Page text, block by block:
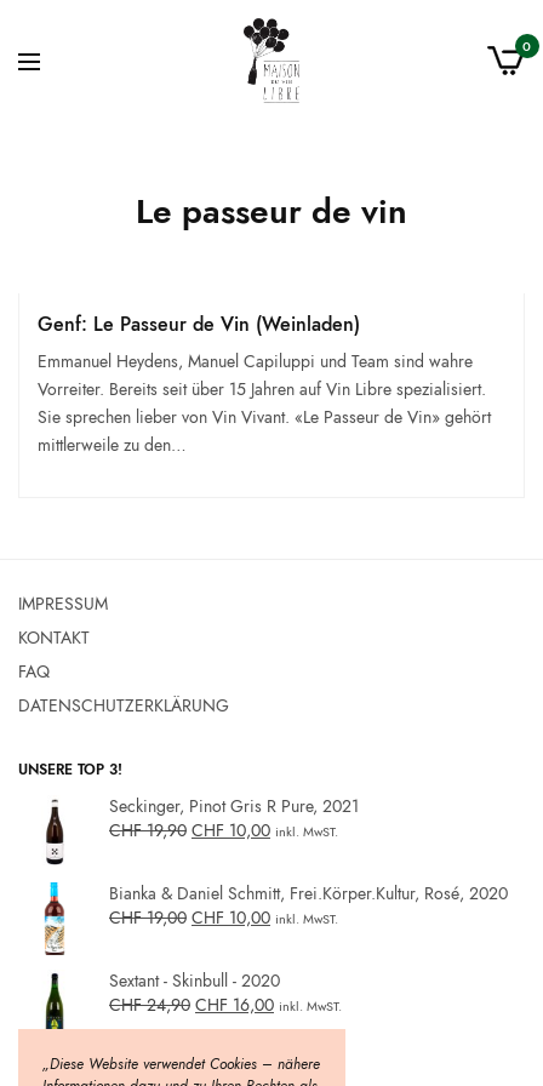
0
Le passeur de vin
Genf: Le Passeur de Vin (Weinladen)
Emmanuel Heydens, Manuel Capiluppi und Team sind wahre
Vorreiter. Bereits seit über 15 Jahren auf Vin Libre spezialisiert.
Sie sprechen lieber von Vin Vivant. «Le Passeur de Vin» gehört
mittlerweile zu den…
IMPRESSUM
KONTAKT
FAQ
DATENSCHUTZERKLÄRUNG
UNSERE TOP 3!
Seckinger, Pinot Gris R Pure, 2021
CHF19,90 CHF 10,00 inkl. MwST.
Bianka & Daniel Schmitt, Frei.Körper.Kultur, Rosé, 2020
CHF19,00 CHF 10,00 inkl. MwST.
Sextant - Skinbull - 2020
CHF24,90 CHF 16,00 inkl. MwST.
„Diese Website verwendet Cookies – nähere